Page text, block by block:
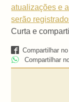
atualizações e
serão
Curta e
Compartilhar
Compartilhar